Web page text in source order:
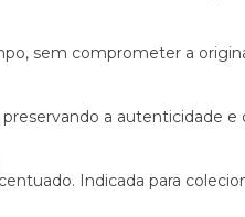
sem comprometer a
a autenticidade e
Indicada para